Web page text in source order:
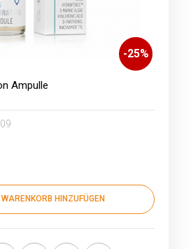
-25%
Ampulle
HINZUFÜGEN